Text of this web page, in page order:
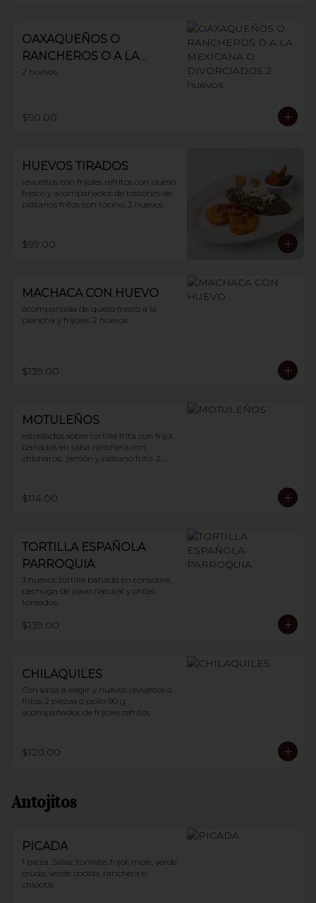
OAXAQUEÑOS O
RANCHEROS O A LA
MEXICANA O
2 huevos.
$90.00
HUEVOS TIRADOS
revueltos con frijoles refritos con queso
fresco y acompañados de tostones de
plátanos fritos con tocino. 2 huevos
$99.00
MACHACA CON HUEVO
acompañada de queso fresco a la
plancha y frijoles. 2 huevos
$139.00
MOTULEÑOS
estrellados sobre tortilla frita con frijol,
bañados en salsa ranchera con
chícharos,  jamón y plátano frito. 2
$114.00
TORTILLA ESPAÑOLA
PARROQUIA
3 huevos tortilla bañada en consomé,
pechuga de pavo natural y chiles
toreados.
$139.00
CHILAQUILES
Con salsa a elegir y huevos revueltos o
fritos 2 piezas o pollo 90 g
acompañados de frijoles refritos
$120.00
Antojitos
PICADA
1 pieza. Salsa: tomate, frijol, mole, verde
cruda, verde cocida, ranchera o
chipotle